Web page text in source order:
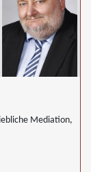
Mediation,